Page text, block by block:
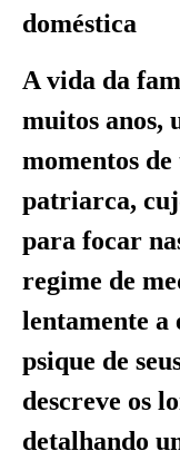
doméstica
A vida da
muitos anos,
momentos
patriarca,
para focar
regime de
lentamente
psique de
descreve os
detalhando